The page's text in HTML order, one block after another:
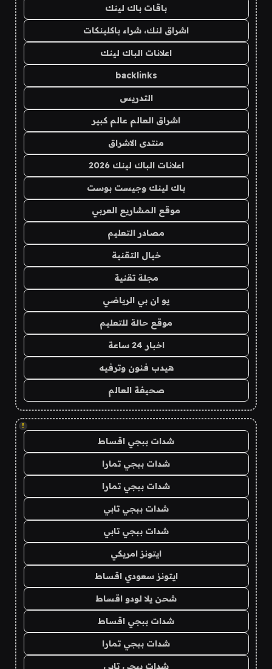
باقات باك لينك
اشراق لنك، شراء باكلينكات
اعلانات الباك لينك
backlinks
التدريس
اشراق العالم عالم كبير
منتدى الاشراق
اعلانات الباك لينك 2026
باك لينك وجيست بوست
موقع المشاريع العربي
مصادر التعليم
خيال التقنية
مجلة تقنية
يو ان بي الرياضي
موقع حالة للتعليم
اخبار 24 ساعة
هيدب فنون وترفيه
صحيفة العالم
!
شدات ببجي اقساط
شدات ببجي تمارا
شدات ببجي تمارا
شدات ببجي تابي
شدات ببجي تابي
ايتونز امريكي
ايتونز سعودي اقساط
شحن يلا لودو اقساط
شدات ببجي اقساط
شدات ببجي تمارا
شدات ببجي تابي